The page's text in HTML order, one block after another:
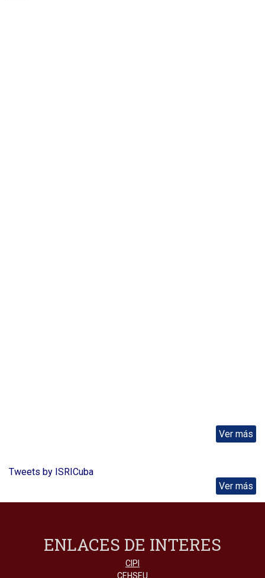
Ver más
Tweets by ISRICuba
Ver más
ENLACES DE INTERES
CIPI
CEHSEU